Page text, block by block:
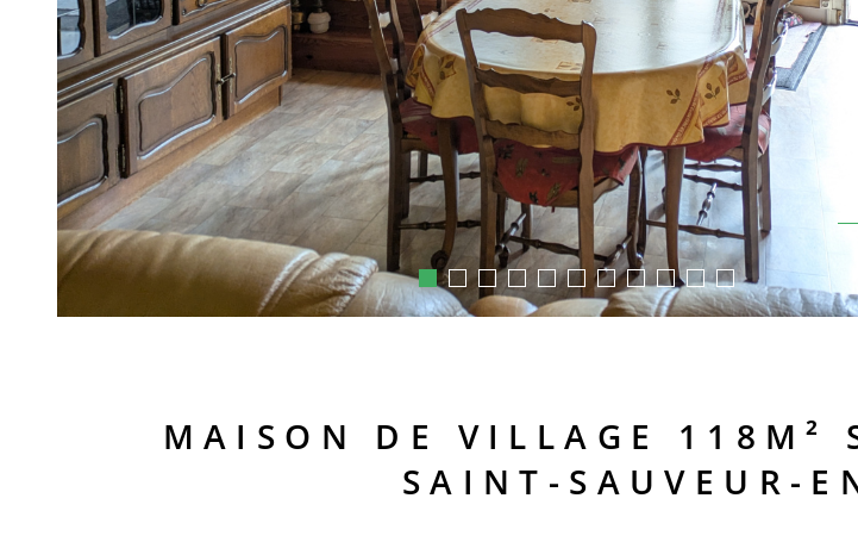
MAISON DE VILLAGE 118M²
SAINT-SAUVEUR-